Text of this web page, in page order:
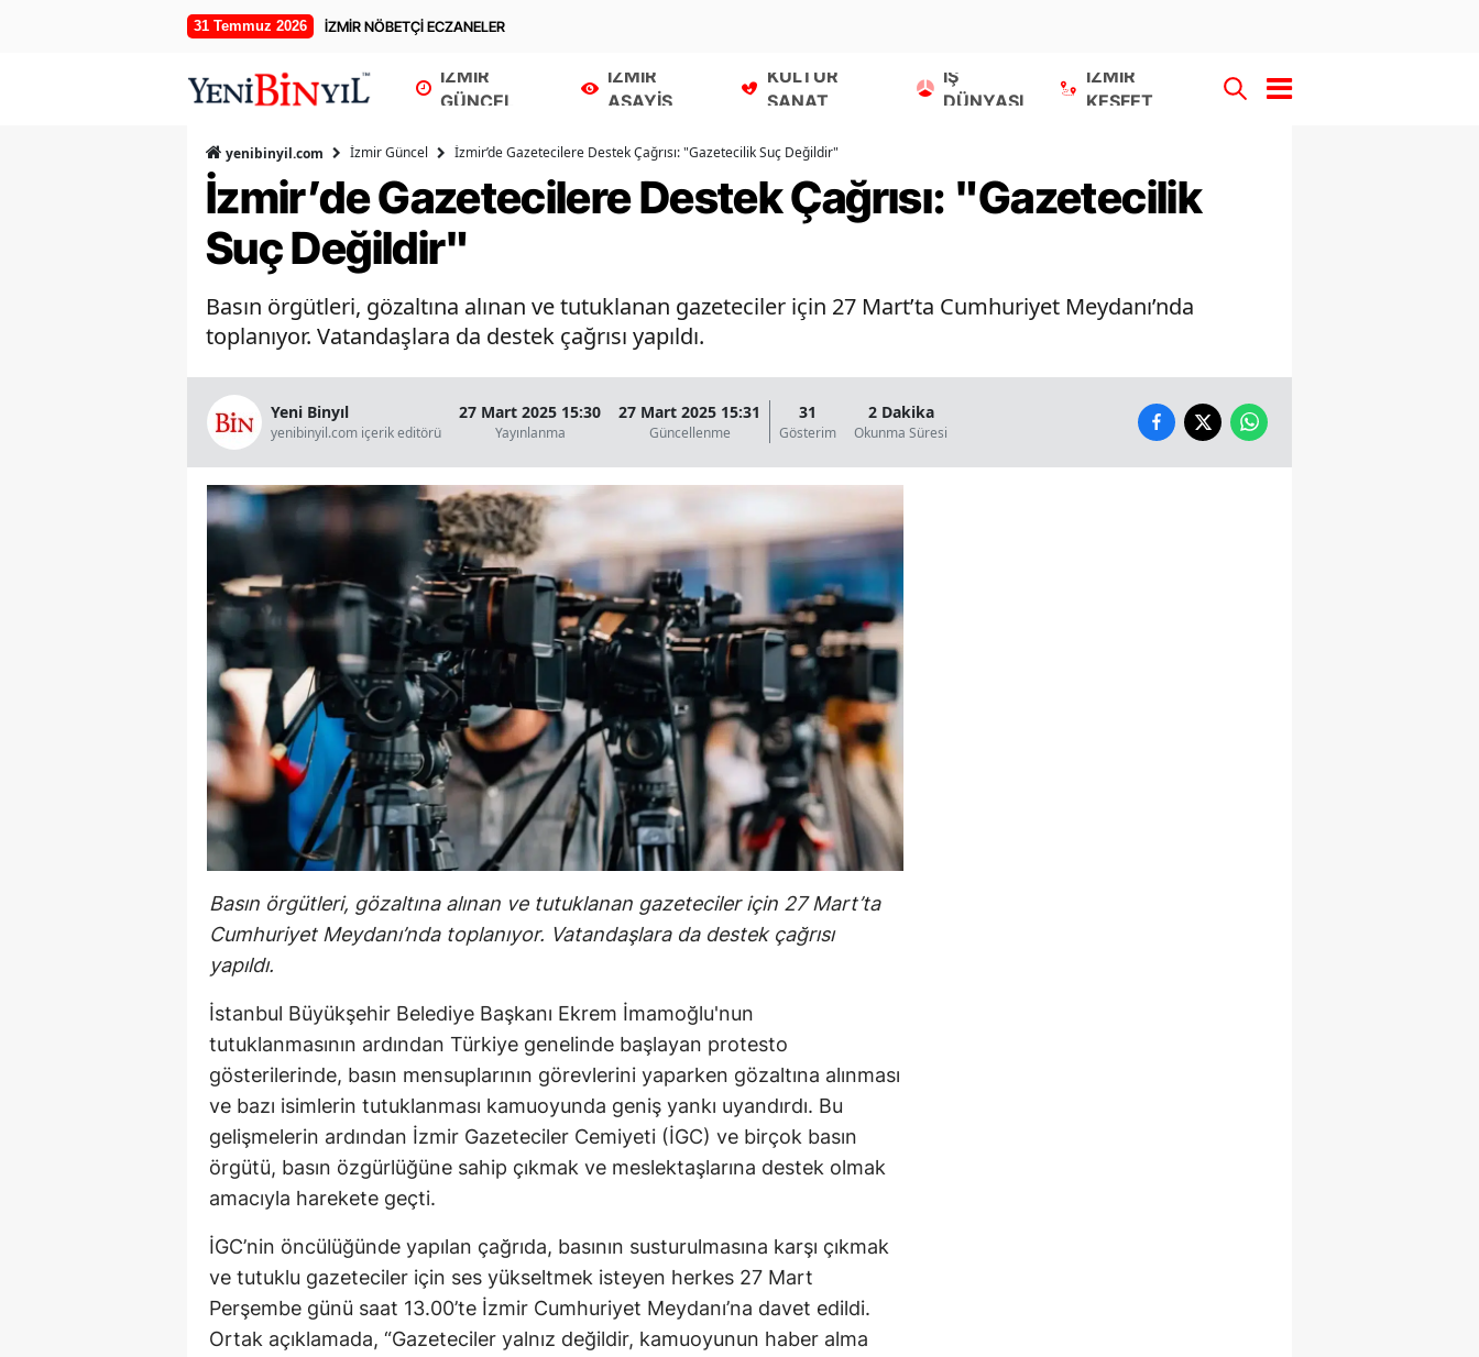
31 Temmuz 2026 İZMİR NÖBETÇİ ECZANELER
İZMİR
GÜNCEL
İZMİR
ASAYİŞ
KÜLTÜR
SANAT
İŞ
DÜNYASI
İZMİR
KEŞFET
yenibinyil.com İzmir Güncel İzmir’de Gazetecilere Destek Çağrısı: "Gazetecilik Suç Değildir"
İzmir’de Gazetecilere Destek Çağrısı: "Gazetecilik
Suç Değildir"
Basın örgütleri, gözaltına alınan ve tutuklanan gazeteciler için 27 Mart’ta Cumhuriyet Meydanı’nda
toplanıyor. Vatandaşlara da destek çağrısı yapıldı.
Yeni Binyıl
yenibinyil.com içerik editörü
27 Mart 2025 15:30
Yayınlanma
27 Mart 2025 15:31
Güncellenme
31
Gösterim
2 Dakika
Okunma Süresi
Basın örgütleri, gözaltına alınan ve tutuklanan gazeteciler için 27 Mart’ta
Cumhuriyet Meydanı’nda toplanıyor. Vatandaşlara da destek çağrısı
yapıldı.
İstanbul Büyükşehir Belediye Başkanı Ekrem İmamoğlu'nun
tutuklanmasının ardından Türkiye genelinde başlayan protesto
gösterilerinde, basın mensuplarının görevlerini yaparken gözaltına alınması
ve bazı isimlerin tutuklanması kamuoyunda geniş yankı uyandırdı. Bu
gelişmelerin ardından İzmir Gazeteciler Cemiyeti (İGC) ve birçok basın
örgütü, basın özgürlüğüne sahip çıkmak ve meslektaşlarına destek olmak
amacıyla harekete geçti.
İGC’nin öncülüğünde yapılan çağrıda, basının susturulmasına karşı çıkmak
ve tutuklu gazeteciler için ses yükseltmek isteyen herkes 27 Mart
Perşembe günü saat 13.00’te İzmir Cumhuriyet Meydanı’na davet edildi.
Ortak açıklamada, “Gazeteciler yalnız değildir, kamuoyunun haber alma